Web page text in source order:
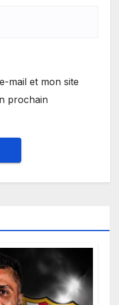
mail et mon site
prochain